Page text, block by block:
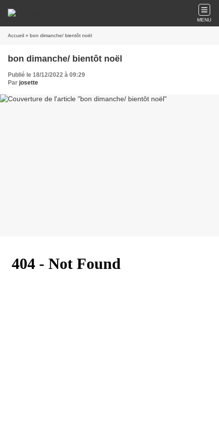
MENU
Accueil » bon dimanche/ bientôt noël
bon dimanche/ bientôt noël
Publié le 18/12/2022 à 09:29
Par josette